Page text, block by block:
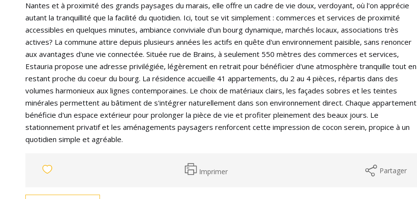
Nantes et à proximité des grands paysages du marais, elle offre un cadre de vie doux, verdoyant, où l'on apprécie
autant la tranquillité que la facilité du quotidien. Ici, tout se vit simplement : commerces et services de proximité
accessibles en quelques minutes, ambiance conviviale d'un bourg dynamique, marchés locaux, associations très
actives? La commune attire depuis plusieurs années les actifs en quête d'un environnement paisible, sans renoncer
aux avantages d'une vie connectée. Située rue de Brains, à seulement 550 mètres des commerces et services,
Estauria propose une adresse privilégiée, légèrement en retrait pour bénéficier d'une atmosphère tranquille tout en
restant proche du coeur du bourg. La résidence accueille 41 appartements, du 2 au 4 pièces, répartis dans des
volumes harmonieux aux lignes contemporaines. Le choix de matériaux clairs, les façades sobres et les teintes
minérales permettent au bâtiment de s'intégrer naturellement dans son environnement direct. Chaque appartement
bénéficie d'un espace extérieur pour prolonger la pièce de vie et profiter pleinement des beaux jours. Le
stationnement privatif et les aménagements paysagers renforcent cette impression de cocon serein, propice à un
quotidien simple et agréable.
Imprimer Partager